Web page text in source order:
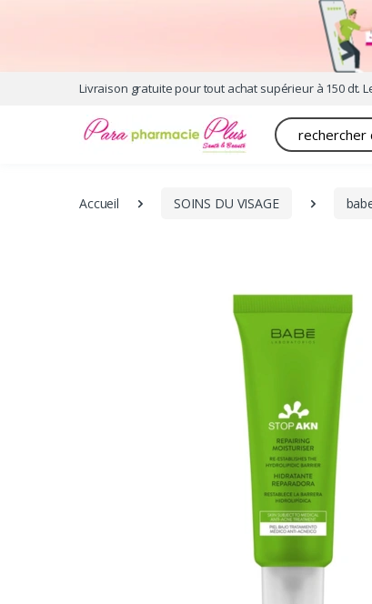
Livraison gratuite pour tout achat supérieur à 150 dt.
Recherche
Accueil SOINS DU VISAGE